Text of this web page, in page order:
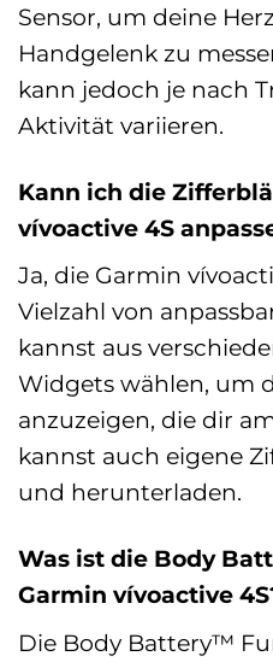
Sensor, um deine
Handgelenk zu
kann jedoch je nach
Aktivität variieren.
Kann ich die
vívoactive 4S
Ja, die Garmin
Vielzahl von
kannst aus
Widgets wählen, um
anzuzeigen, die dir
kannst auch eigene
und herunterladen.
Was ist die Body
Garmin vívoactive
Die Body Battery™